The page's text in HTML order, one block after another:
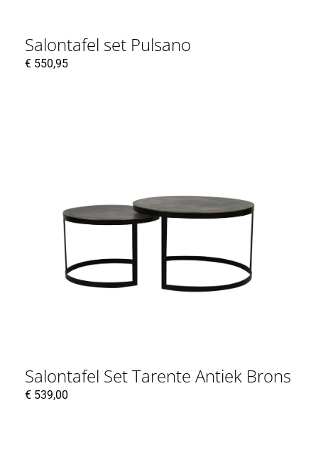
Salontafel set Pulsano
€ 550,95
Salontafel Set Tarente Antiek Brons
€ 539,00